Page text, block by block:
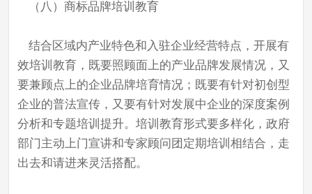
（八）商标品牌培训教育
结合区域内产业特色和入驻企业经营特点，开展有
效培训教育，既要照顾面上的产业品牌发展情况，又
要兼顾点上的企业品牌培育情况；既要有针对初创型
企业的普法宣传，又要有针对发展中企业的深度案例
分析和专题培训提升。培训教育形式要多样化，政府
部门主动上门宣讲和专家顾问团定期培训相结合，走
出去和请进来灵活搭配。